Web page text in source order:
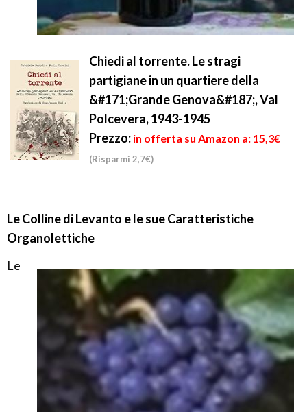
Chiedi al torrente. Le stragi
partigiane in un quartiere della
&#171;Grande Genova&#187;, Val
Polcevera, 1943-1945
Prezzo: in offerta su Amazon a: 15,3€
(Risparmi 2,7€)
Le Colline di Levanto e le sue Caratteristiche
Organolettiche
Le